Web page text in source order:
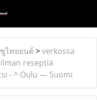
ไทยยนต์ >verkossa
reseptiä
- ^ Oulu — Suomi